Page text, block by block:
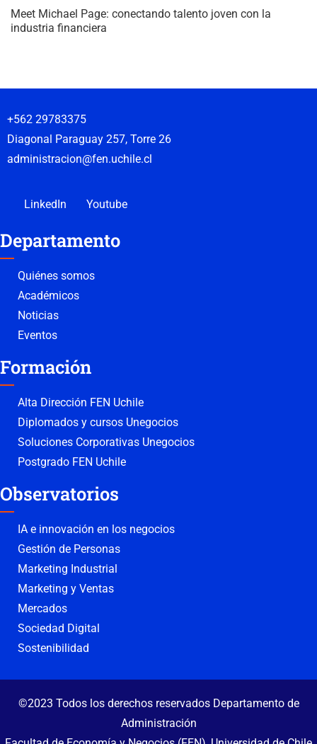
Meet Michael Page: conectando talento joven con la
industria financiera
+562 29783375
Diagonal Paraguay 257, Torre 26
administracion@fen.uchile.cl
LinkedIn Youtube
Departamento
Quiénes somos
Académicos
Noticias
Eventos
Formación
Alta Dirección FEN Uchile
Diplomados y cursos Unegocios
Soluciones Corporativas Unegocios
Postgrado FEN Uchile
Observatorios
IA e innovación en los negocios
Gestión de Personas
Marketing Industrial
Marketing y Ventas
Mercados
Sociedad Digital
Sostenibilidad
©2023 Todos los derechos reservados Departamento de
Administración